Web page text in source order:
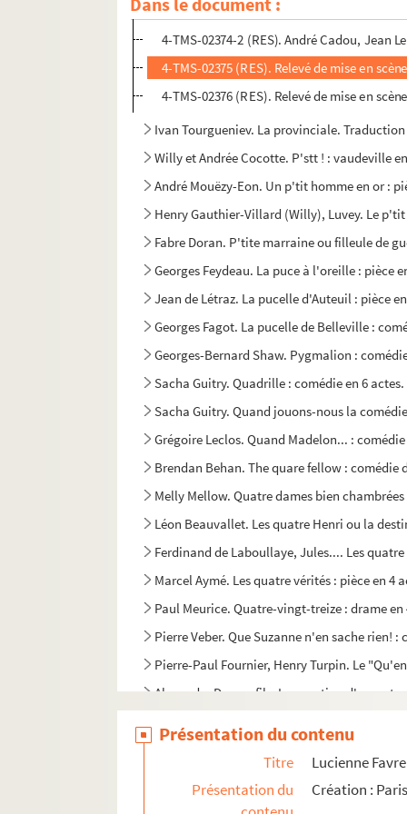
4-TMS-02374-1 (RES). Relevé de mise en
4-TMS-02374-2 (RES). André Cadou, Jean
4-TMS-02375 (RES). Relevé de mise en
4-TMS-02376 (RES). Relevé de mise en
Ivan Tourgueniev. La provinciale. Traduction
Willy et Andrée Cocotte. P'stt ! : vaudeville
André Mouëzy-Eon. Un p'tit homme en or :
Henry Gauthier-Villard (Willy), Luvey. Le
Fabre Doran. P'tite marraine ou filleule de
Georges Feydeau. La puce à l'oreille : pièce
Jean de Létraz. La pucelle d'Auteuil : pièce
Georges Fagot. La pucelle de Belleville :
Georges-Bernard Shaw. Pygmalion :
Sacha Guitry. Quadrille : comédie en 6 actes.
Sacha Guitry. Quand jouons-nous la
Grégoire Leclos. Quand Madelon... :
Brendan Behan. The quare fellow :
Melly Mellow. Quatre dames bien chambrées
Léon Beauvallet. Les quatre Henri ou la
Ferdinand de Laboullaye, Jules.... Les
Marcel Aymé. Les quatre vérités : pièce en 4
Paul Meurice. Quatre-vingt-treize : drame
Pierre Veber. Que Suzanne n'en sache rien! :
Pierre-Paul Fournier, Henry Turpin. Le
Alexandre Dumas fils. La question d'argent :
François Porché. La race errante : drame en
Présentation du contenu
Titre
Lucienne
Présentation du
Création :